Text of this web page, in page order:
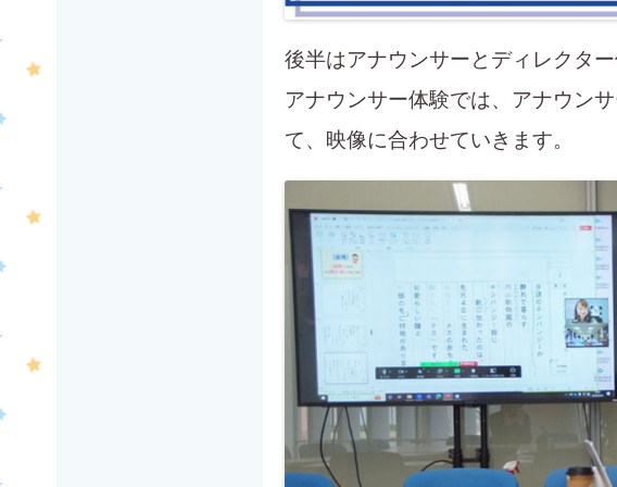
後半はアナウンサーとディレクタ
アナウンサー体験では、アナウン
て、映像に合わせていきます。